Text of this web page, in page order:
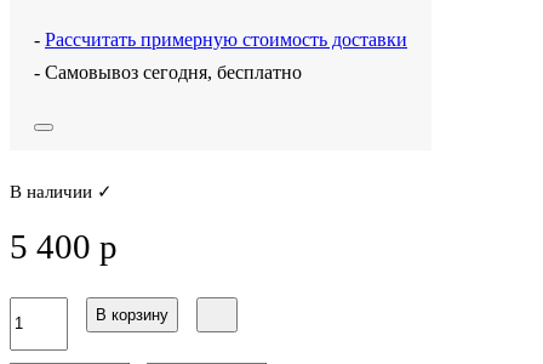
- Рассчитать примерную стоимость доставки
- Самовывоз сегодня, бесплатно
В наличии ✓
5 400 р
В корзину